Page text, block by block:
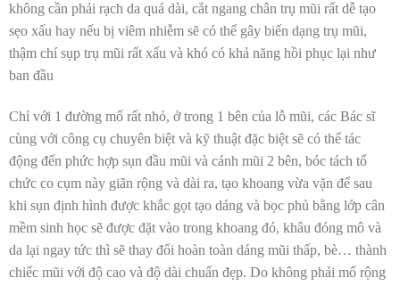
không cần phải rạch da quá dài, cắt ngang chân trụ mũi rất dễ tạo
sẹo xấu hay nếu bị viêm nhiễm sẽ có thể gây biến dạng trụ mũi,
thậm chí sụp trụ mũi rất xấu và khó có khả năng hồi phục lại như
ban đầu
Chỉ với 1 đường mổ rất nhỏ, ở trong 1 bên của lỗ mũi, các Bác sĩ
cùng với công cụ chuyên biệt và kỹ thuật đặc biệt sẽ có thể tác
động đến phức hợp sụn đầu mũi và cánh mũi 2 bên, bóc tách tổ
chức co cụm này giãn rộng và dài ra, tạo khoang vừa vặn để sau
khi sụn định hình được khắc gọt tạo dáng và bọc phủ bằng lớp cân
mềm sinh học sẽ được đặt vào trong khoang đó, khâu đóng mô và
da lại ngay tức thì sẽ thay đổi hoàn toàn dáng mũi thấp, bè… thành
chiếc mũi với độ cao và độ dài chuẩn đẹp. Do không phải mổ rộng